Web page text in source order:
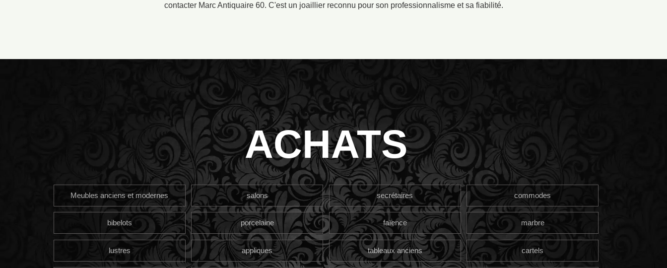
contacter Marc Antiquaire 60. C'est un joaillier reconnu pour son professionnalisme et sa fiabilité.
ACHATS
Meubles anciens et modernes salons secrétaires commodes
bibelots porcelaine faïence marbre
lustres appliques tableaux anciens cartels